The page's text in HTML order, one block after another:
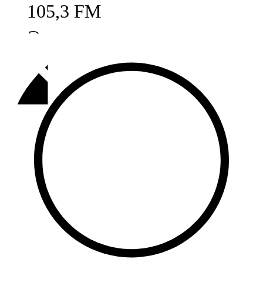
105,3 FM
Әлмәт
92,9 FM
Базарлы матак
107,1 FM
Балык бистәсе
104,9 FM
Баулы
107,5 FM
Биләр